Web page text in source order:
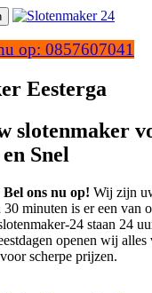
op: 0857607041
Eesterga
slotenmaker
Snel
ons nu op! Wij zijn
minuten is er een van
24 staan 24
openen wij
scherpe prijzen.